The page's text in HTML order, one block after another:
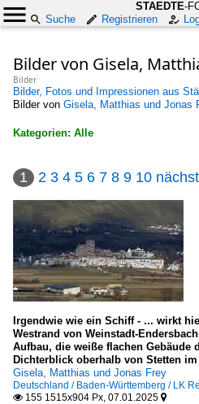
STAEDTE-
Suche
Registrieren
Bilder von Gisela,
Bilder
Bilder, Fotos und Impressionen aus
Bilder von Gisela, Matthias und Jonas
Kategorien: Alle
Alle Kategorien
Architekten, Ingenieure
Dänemark
BIG - Bjarke Ingels Group
Henning Larsen Architects
Deutschland
Auer und Weber
Behnisch Architekten
1 2 3 4 5 6 7 8 9 10
Irgendwie wie ein Schiff - ... wirkt
Westrand von Weinstadt-
Aufbau, die weiße flachen Gebäude
Dichterblick oberhalb von Stetten im
Gisela, Matthias und Jonas Frey
Deutschland / Baden-Württemberg / LK
 155 1515x904 Px, 07.01.2025 